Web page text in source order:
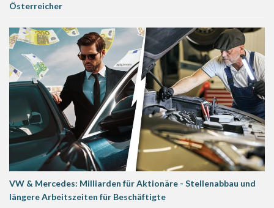
Österreicher
VW & Mercedes: Milliarden für Aktionäre - Stellenabbau und
längere Arbeitszeiten für Beschäftigte